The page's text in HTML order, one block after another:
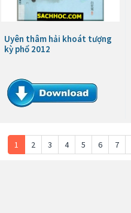
Uyên thâm hải khoát tượng
kỳ phổ 2012
1 2 3 4 5 6 7